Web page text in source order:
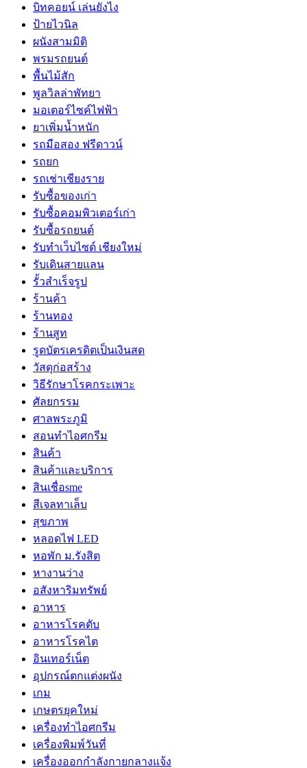
บิทคอยน์ เล่นยังไง
ป้ายไวนิล
ผนังสามมิติ
พรมรถยนต์
พื้นไม้สัก
พูลวิลล่าพัทยา
มอเตอร์ไซค์ไฟฟ้า
ยาเพิ่มน้ำหนัก
รถมือสอง ฟรีดาวน์
รถยก
รถเช่าเชียงราย
รับซื้อของเก่า
รับซื้อคอมพิวเตอร์เก่า
รับซื้อรถยนต์
รับทำเว็บไซต์ เชียงใหม่
รับเดินสายแลน
รั้วสำเร็จรูป
ร้านค้า
ร้านทอง
ร้านสูท
รูดบัตรเครดิตเป็นเงินสด
วัสดุก่อสร้าง
วิธีรักษาโรคกระเพาะ
ศัลยกรรม
ศาลพระภูมิ
สอนทำไอศกรีม
สินค้า
สินค้าและบริการ
สินเชื่อsme
สีเจลทาเล็บ
สุขภาพ
หลอดไฟ LED
หอพัก ม.รังสิต
หางานว่าง
อสังหาริมทรัพย์
อาหาร
อาหารโรคตับ
อาหารโรคไต
อินเทอร์เน็ต
อุปกรณ์ตกแต่งผนัง
เกม
เกษตรยุคใหม่
เครื่องทำไอศกรีม
เครื่องพิมพ์วันที่
เครื่องออกกำลังกายกลางแจ้ง